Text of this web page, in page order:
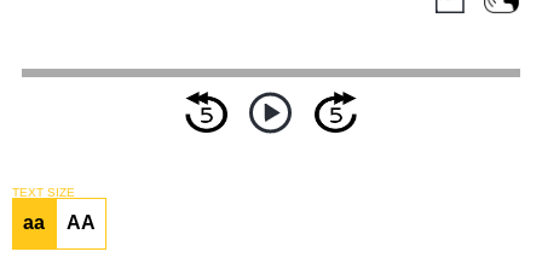
TEXT SIZE
aa AA